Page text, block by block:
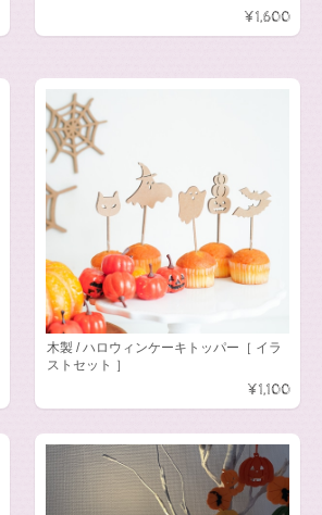
¥1,600
木製 / ハロウィンケーキトッパー［ イラ
ストセット ］
¥1,100